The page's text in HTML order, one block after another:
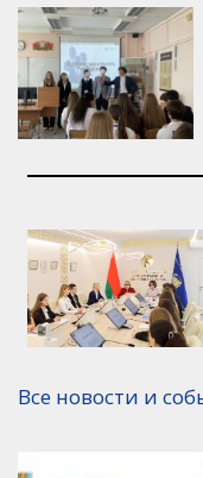
VK Google+
Все новости и